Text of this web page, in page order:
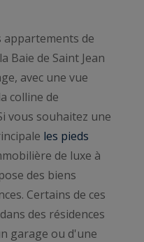
appartements de
Baie de Saint Jean
avec une vue
colline de
vous souhaitez une
les pieds
de luxe à
des biens
Certains de ces
des résidences
garage ou d'une